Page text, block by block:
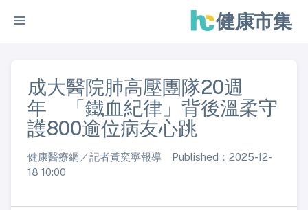
健康市集
成大醫院肺高壓團隊20週
年 「鐵血紀律」背後溫柔守
護800逾位病友心跳
健康醫療網／記者黃奕寧報導 Published：2025-12-
18 10:00